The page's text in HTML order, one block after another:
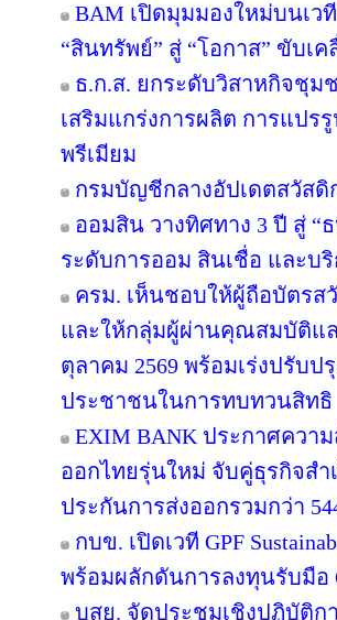
BAM เปิดมุมมองใหม่บนเวที
“สินทรัพย์” สู่ “โอกาส” ขับเค
ธ.ก.ส. ยกระดับวิสาหกิจชุม
เสริมแกร่งการผลิต การแป
พรีเมียม
กรมบัญชีกลางอัปเดตสวัสดิ
ออมสิน วางทิศทาง 3 ปี สู่ “
ระดับการออม สินเชื่อ และบ
ครม. เห็นชอบให้ผู้ถือบัตรส
และให้กลุ่มผู้ผ่านคุณสมบัติแ
ตุลาคม 2569 พร้อมเร่งปรับ
ประชาชนในการทบทวนสิทธิ
EXIM BANK ประกาศควา
ออกไทยรุ่นใหม่ จับคู่ธุรกิจสำ
ประกันการส่งออกรวมกว่า
กบข. เปิดเวที GPF
พร้อมผลักดันการลงทุนรับมือ
บสย. จัดประชุมเชิงปฏิบัติก